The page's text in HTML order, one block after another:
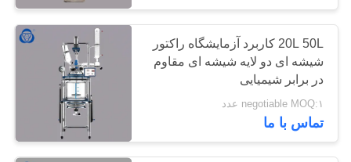
تماس
بگیرید
راکتور شیشه ای
Borosilicate
6
20L 50L کاربرد آزمایشگاه راکتور
شیشه ای دو لایه شیشه ای مقاوم
در برابر شیمیایی
negotiable MOQ:۱ عدد
تماس با ما